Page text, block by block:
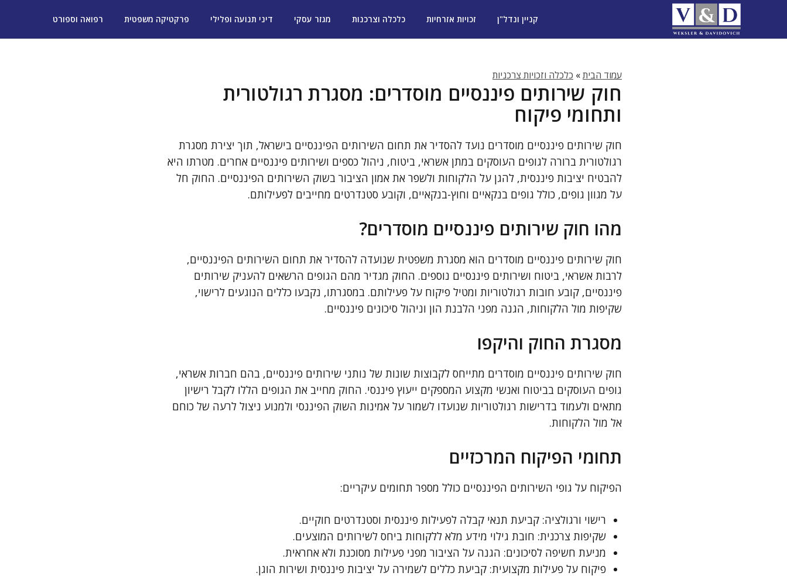
קניין ונדל"ן זכויות אזרחיות כלכלה וצרכנות מגזר עסקי דיני תנועה ופלילי פרקטיקה משפטית רפואה וספורט
עמוד הבית» כלכלה וזכויות צרכניות
חוק שירותים פיננסיים מוסדרים: מסגרת רגולטורית
ותחומי פיקוח
חוק שירותים פיננסיים מוסדרים נועד להסדיר את תחום השירותים הפיננסיים בישראל, תוך יצירת מסגרת
רגולטורית ברורה לגופים העוסקים במתן אשראי, ביטוח, ניהול כספים ושירותים פיננסיים אחרים. מטרתו היא
להבטיח יציבות פיננסית, להגן על הלקוחות ולשפר את אמון הציבור בשוק השירותים הפיננסיים. החוק חל
על מגוון גופים, כולל גופים בנקאיים וחוץ-בנקאיים, וקובע סטנדרטים מחייבים לפעילותם.
מהו חוק שירותים פיננסיים מוסדרים?
חוק שירותים פיננסיים מוסדרים הוא מסגרת משפטית שנועדה להסדיר את תחום השירותים הפיננסיים,
לרבות אשראי, ביטוח ושירותים פיננסיים נוספים. החוק מגדיר מהם הגופים הרשאים להעניק שירותים
פיננסיים, קובע חובות רגולטוריות ומטיל פיקוח על פעילותם. במסגרתו, נקבעו כללים הנוגעים לרישוי,
שקיפות מול הלקוחות, הגנה מפני הלבנת הון וניהול סיכונים פיננסיים.
מסגרת החוק והיקפו
חוק שירותים פיננסיים מוסדרים מתייחס לקבוצות שונות של נותני שירותים פיננסיים, בהם חברות אשראי,
גופים העוסקים בביטוח ואנשי מקצוע המספקים ייעוץ פיננסי. החוק מחייב את הגופים הללו לקבל רישיון
מתאים ולעמוד בדרישות רגולטוריות שנועדו לשמור על אמינות השוק הפיננסי ולמנוע ניצול לרעה של כוחם
אל מול הלקוחות.
תחומי הפיקוח המרכזיים
הפיקוח על גופי השירותים הפיננסיים כולל מספר תחומים עיקריים:
רישוי ורגולציה: קביעת תנאי קבלה לפעילות פיננסית וסטנדרטים חוקיים.
שקיפות צרכנית: חובת גילוי מידע מלא ללקוחות ביחס לשירותים המוצעים.
מניעת חשיפה לסיכונים: הגנה על הציבור מפני פעילות מסוכנת ולא אחראית.
פיקוח על פעילות מקצועית: קביעת כללים לשמירה על יציבות פיננסית ושירות הוגן.